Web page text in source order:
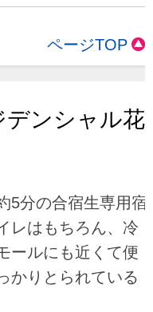
ページTOP
デンシャル花
5分の合宿生専用宿
レはもちろん、冷
ールにも近くて便
かりとられている